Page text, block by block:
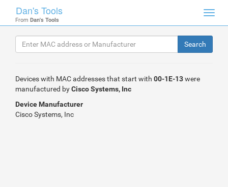
Dan's Tools
From Dan's Tools
Devices with MAC addresses that start with 00-1E-13were
manufactured byCisco Systems, Inc
Device Manufacturer
Cisco Systems, Inc